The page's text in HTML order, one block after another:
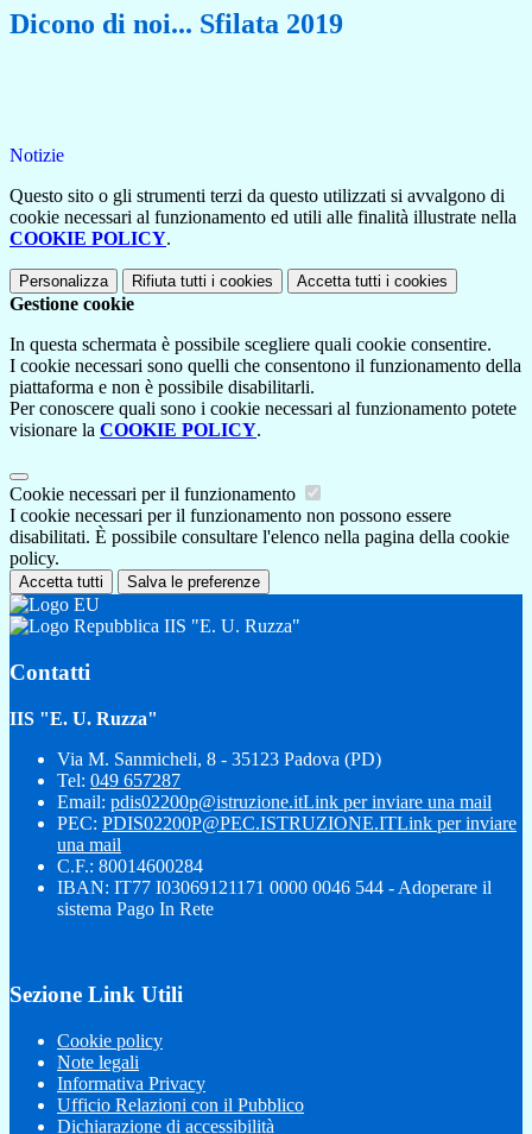
Dicono di noi... Sfilata 2019
Notizie
Questo sito o gli strumenti terzi da questo utilizzati si avvalgono di
cookie necessari al funzionamento ed utili alle finalità illustrate nella
COOKIE POLICY.
Personalizza Rifiuta tutti i cookies Accetta tutti i cookies
Gestione cookie
In questa schermata è possibile scegliere quali cookie consentire.
I cookie necessari sono quelli che consentono il funzionamento della
piattaforma e non è possibile disabilitarli.
Per conoscere quali sono i cookie necessari al funzionamento potete
visionare la COOKIE POLICY.
Cookie necessari per il funzionamento
I cookie necessari per il funzionamento non possono essere
disabilitati. È possibile consultare l'elenco nella pagina della cookie
policy.
Accetta tutti Salva le preferenze
IIS "E. U. Ruzza"
Contatti
IIS "E. U. Ruzza"
Via M. Sanmicheli, 8 - 35123 Padova (PD)
Tel: 049 657287
Email: pdis02200p@istruzione.itLink per inviare una mail
PEC: PDIS02200P@PEC.ISTRUZIONE.ITLink per inviare
una mail
C.F.: 80014600284
IBAN: IT77 I03069121171 0000 0046 544 - Adoperare il
sistema Pago In Rete
Sezione Link Utili
Cookie policy
Note legali
Informativa Privacy
Ufficio Relazioni con il Pubblico
Dichiarazione di accessibilità